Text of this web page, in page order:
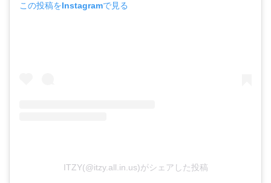
この投稿をInstagramで見る
ITZY(@itzy.all.in.us)がシェアした投稿